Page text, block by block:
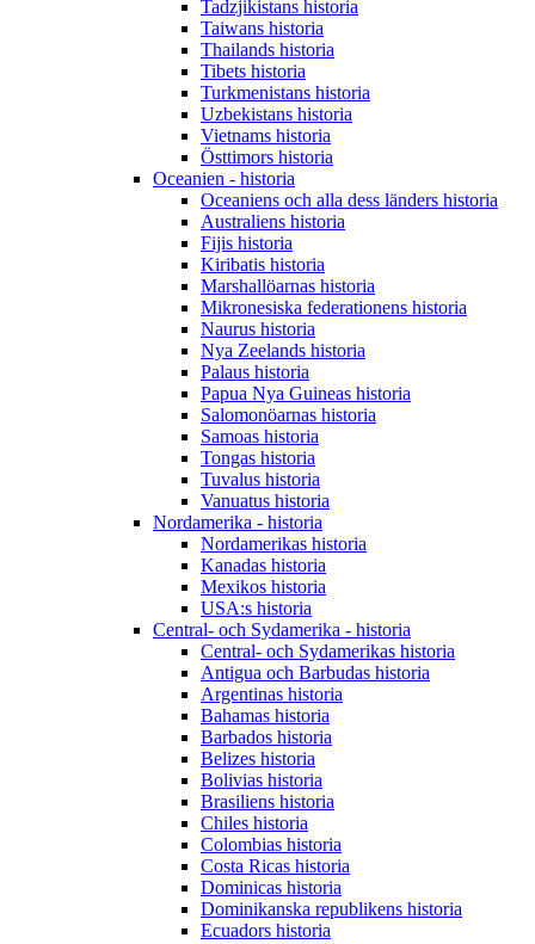
Tadzjikistans historia
Taiwans historia
Thailands historia
Tibets historia
Turkmenistans historia
Uzbekistans historia
Vietnams historia
Östtimors historia
Oceanien - historia
Oceaniens och alla dess länders historia
Australiens historia
Fijis historia
Kiribatis historia
Marshallöarnas historia
Mikronesiska federationens historia
Naurus historia
Nya Zeelands historia
Palaus historia
Papua Nya Guineas historia
Salomonöarnas historia
Samoas historia
Tongas historia
Tuvalus historia
Vanuatus historia
Nordamerika - historia
Nordamerikas historia
Kanadas historia
Mexikos historia
USA:s historia
Central- och Sydamerika - historia
Central- och Sydamerikas historia
Antigua och Barbudas historia
Argentinas historia
Bahamas historia
Barbados historia
Belizes historia
Bolivias historia
Brasiliens historia
Chiles historia
Colombias historia
Costa Ricas historia
Dominicas historia
Dominikanska republikens historia
Ecuadors historia